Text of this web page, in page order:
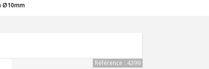
Ø10mm
Référence : 4399